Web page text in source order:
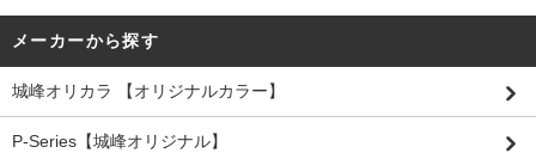
メーカーから探す
城峰オリカラ 【オリジナルカラー】
P-Series【城峰オリジナル】